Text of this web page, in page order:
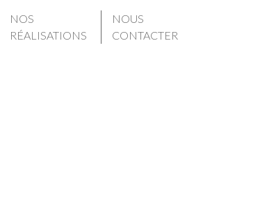
NOS
RÉALISATIONS
NOUS
CONTACTER